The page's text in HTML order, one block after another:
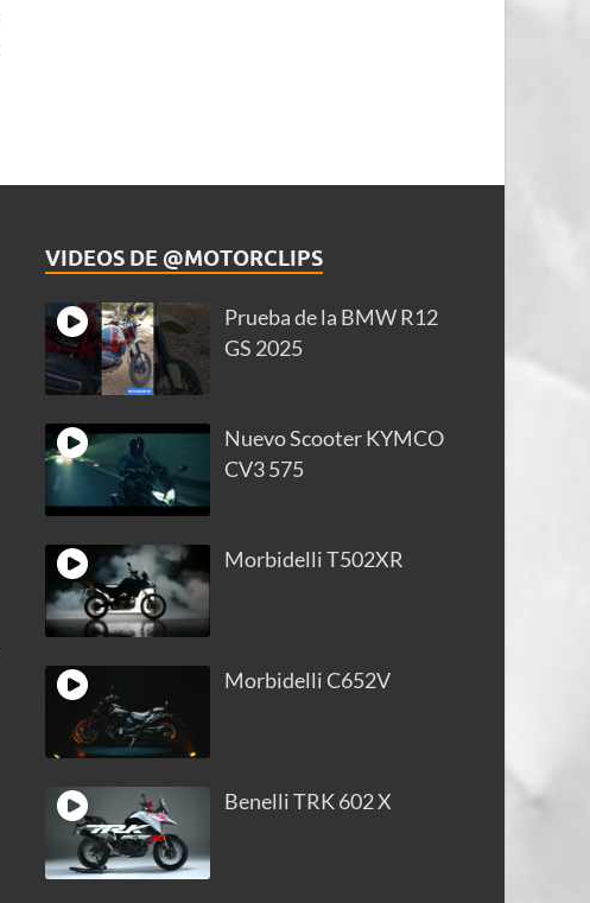
VIDEOS DE @MOTORCLIPS
Prueba de la BMW R12
GS 2025
Nuevo Scooter KYMCO
CV3 575
Morbidelli T502XR
Morbidelli C652V
Benelli TRK 602 X